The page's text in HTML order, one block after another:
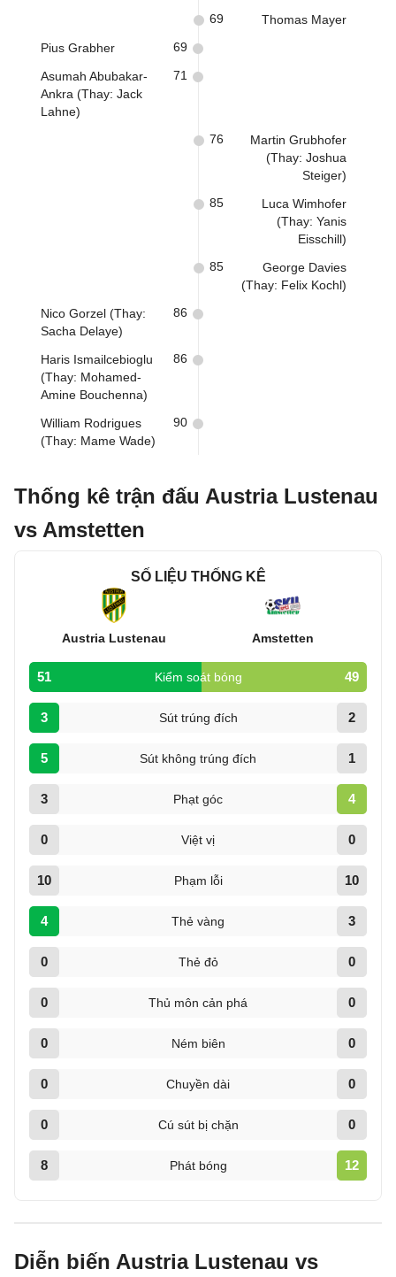
Thomas Mayer
69
Pius Grabher 69
Asumah Abubakar-
Ankra (Thay: Jack
Lahne)
71
Martin Grubhofer
(Thay: Joshua
Steiger)
76
Luca Wimhofer
(Thay: Yanis
Eisschill)
85
George Davies
(Thay: Felix Kochl)
85
Nico Gorzel (Thay:
Sacha Delaye)
86
Haris Ismailcebioglu
(Thay: Mohamed-
Amine Bouchenna)
86
William Rodrigues
(Thay: Mame Wade)
90
Thống kê trận đấu Austria Lustenau
vs Amstetten
SỐ LIỆU THỐNG KÊ
Austria Lustenau Amstetten
51 Kiểm soát bóng 49
3 Sút trúng đích 2
5 Sút không trúng đích 1
3 Phạt góc 4
0 Việt vị 0
10 Phạm lỗi 10
4 Thẻ vàng 3
0 Thẻ đỏ 0
0 Thủ môn cản phá 0
0 Ném biên 0
0 Chuyền dài 0
0 Cú sút bị chặn 0
8 Phát bóng 12
Diễn biến Austria Lustenau vs